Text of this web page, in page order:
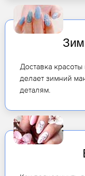
Доставка
делает зимний
деталям.